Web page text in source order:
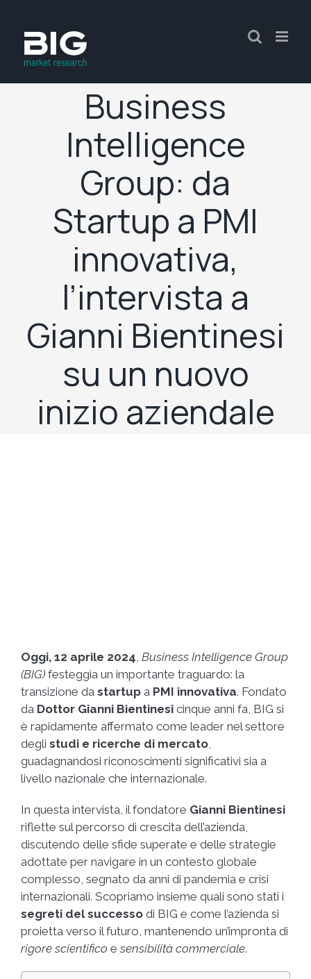
Business
Intelligence
Group: da
Startup a PMI
innovativa,
l’intervista a
Gianni Bientinesi
su un nuovo
inizio aziendale
Oggi, 12 aprile 2024 Business Intelligence Group
(BIG) festeggia un importante traguardo: la
transizione da startup a PMI innovativa. Fondato
da Dottor Gianni Bientinesi cinque anni fa, BIG si
è rapidamente affermato come leader nel settore
degli studi e ricerche di mercato
guadagnandosi riconoscimenti significativi sia a
livello nazionale che internazionale.
In questa intervista, il fondatore Gianni Bientinesi
riflette sul percorso di crescita dell’azienda,
discutendo delle sfide superate e delle strategie
adottate per navigare in un contesto globale
complesso, segnato da anni di pandemia e crisi
internazionali. Scopriamo insieme quali sono stati i
segreti del successo di BIG e come l’azienda si
proietta verso il futuro, mantenendo un’impronta di
rigore scientifico e sensibilità commerciale.